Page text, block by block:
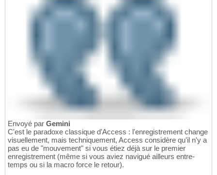
Envoyé par Gemini
C'est le paradoxe classique d'Access : l'enregistrement change
visuellement, mais techniquement, Access considère qu'il n'y a
pas eu de "mouvement" si vous étiez déjà sur le premier
enregistrement (même si vous aviez navigué ailleurs entre-
temps ou si la macro force le retour).